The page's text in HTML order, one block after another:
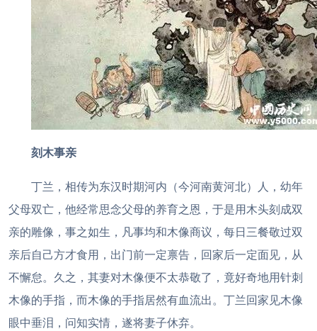
刻木事亲
丁兰，相传为东汉时期河内（今河南黄河北）人，幼年
父母双亡，他经常思念父母的养育之恩，于是用木头刻成双
亲的雕像，事之如生，凡事均和木像商议，每日三餐敬过双
亲后自己方才食用，出门前一定禀告，回家后一定面见，从
不懈怠。久之，其妻对木像便不太恭敬了，竟好奇地用针刺
木像的手指，而木像的手指居然有血流出。丁兰回家见木像
眼中垂泪，问知实情，遂将妻子休弃。